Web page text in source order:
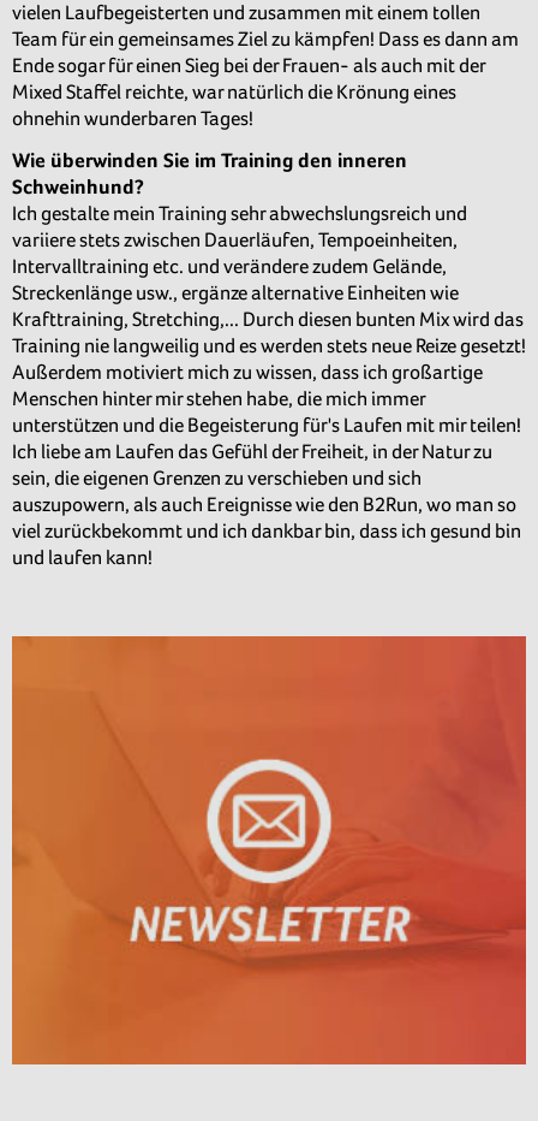
vielen Laufbegeisterten und zusammen mit einem tollen
Team für ein gemeinsames Ziel zu kämpfen! Dass es dann am
Ende sogar für einen Sieg bei der Frauen- als auch mit der
Mixed Staffel reichte, war natürlich die Krönung eines
ohnehin wunderbaren Tages!
Wie überwinden Sie im Training den inneren
Schweinhund?
Ich gestalte mein Training sehr abwechslungsreich und
variiere stets zwischen Dauerläufen, Tempoeinheiten,
Intervalltraining etc. und verändere zudem Gelände,
Streckenlänge usw., ergänze alternative Einheiten wie
Krafttraining, Stretching,... Durch diesen bunten Mix wird das
Training nie langweilig und es werden stets neue Reize gesetzt!
Außerdem motiviert mich zu wissen, dass ich großartige
Menschen hinter mir stehen habe, die mich immer
unterstützen und die Begeisterung für's Laufen mit mir teilen!
Ich liebe am Laufen das Gefühl der Freiheit, in der Natur zu
sein, die eigenen Grenzen zu verschieben und sich
auszupowern, als auch Ereignisse wie den B2Run, wo man so
viel zurückbekommt und ich dankbar bin, dass ich gesund bin
und laufen kann!